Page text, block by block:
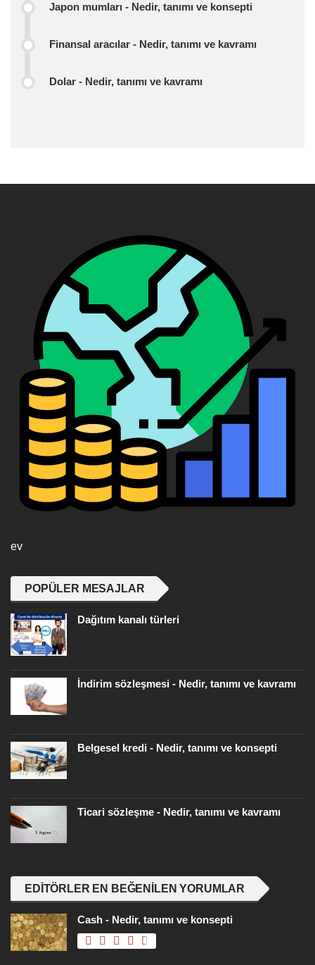
Japon mumları - Nedir, tanımı ve konsepti
Finansal aracılar - Nedir, tanımı ve kavramı
Dolar - Nedir, tanımı ve kavramı
ev
POPÜLER MESAJLAR
Dağıtım kanalı türleri
İndirim sözleşmesi - Nedir, tanımı ve kavramı
Belgesel kredi - Nedir, tanımı ve konsepti
Ticari sözleşme - Nedir, tanımı ve kavramı
EDITÖRLER EN BEĞENILEN YORUMLAR
Cash - Nedir, tanımı ve konsepti